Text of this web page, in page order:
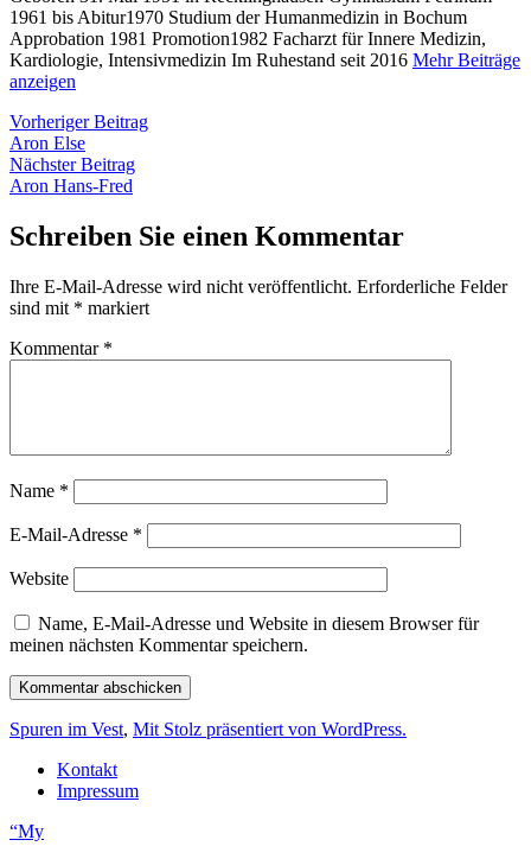
1961 bis Abitur1970 Studium der Humanmedizin in Bochum
Approbation 1981 Promotion1982 Facharzt für Innere Medizin,
Kardiologie, Intensivmedizin Im Ruhestand seit 2016 Mehr Beiträge
anzeigen
Beitragsnavigation
Vorheriger BeitragVorheriger
Aron Else
Nächster BeitragNächster
Aron Hans-Fred
Schreiben Sie einen Kommentar
Ihre E-Mail-Adresse wird nicht veröffentlicht. Erforderliche Felder
sind mit * markiert
Kommentar *
Name *
E-Mail-Adresse *
Website
Name, E-Mail-Adresse und Website in diesem Browser für
meinen nächsten Kommentar speichern.
Spuren im Vest, Mit Stolz präsentiert von WordPress.
Kontakt
Impressum
“My